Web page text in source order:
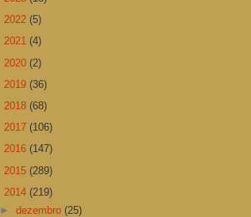
2022 (5)
2021 (4)
2020 (2)
2019 (36)
2018 (68)
2017 (106)
2016 (147)
2015 (289)
2014 (219)
►dezembro(25)